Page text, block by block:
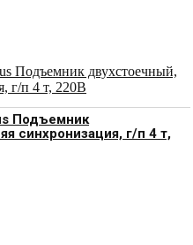
Подъемник
синхронизация, г/п 4 т,